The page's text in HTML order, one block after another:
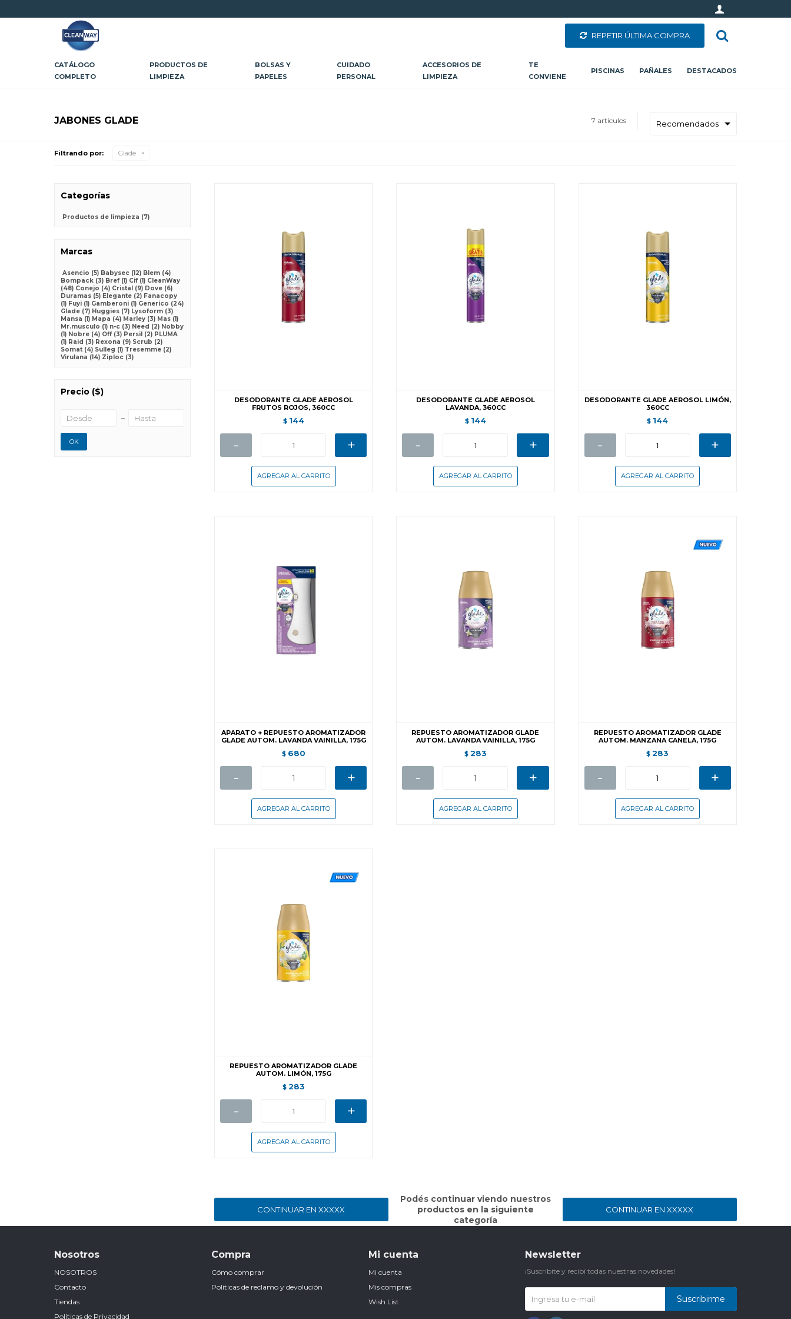
CATÁLOGO
COMPLETO
PRODUCTOS DE
LIMPIEZA
BOLSAS Y
PAPELES
CUIDADO
PERSONAL
ACCESORIOS DE
LIMPIEZA
TE
CONVIENE
PISCINAS PAÑALES DESTACADOS
REPETIR ÚLTIMA COMPRA
JABONES GLADE 7 artículos
Filtrando por: Glade
DESODORANTE GLADE AEROSOL
FRUTOS ROJOS, 360CC
$ 144
- +
DESODORANTE GLADE AEROSOL
LAVANDA, 360CC
$ 144
- +
DESODORANTE GLADE AEROSOL LIMÓN,
360CC
$ 144
- +
APARATO + REPUESTO AROMATIZADOR
GLADE AUTOM. LAVANDA VAINILLA, 175G
$ 680
- +
REPUESTO AROMATIZADOR GLADE
AUTOM. LAVANDA VAINILLA, 175G
$ 283
- +
REPUESTO AROMATIZADOR GLADE
AUTOM. MANZANA CANELA, 175G
$ 283
- +
REPUESTO AROMATIZADOR GLADE
AUTOM. LIMÓN, 175G
$ 283
- +
CONTINUAR EN XXXXX
Podés continuar viendo nuestros
productos en la siguiente
categoría
CONTINUAR EN XXXXX
Categorías
Productos de limpieza (7)
Marcas
Asencio (5) Babysec (12) Blem (4)
Bompack (3) Bref (1) Cif (1) CleanWay
(48) Conejo (4) Cristal (9) Dove (6)
Duramas (5) Elegante (2) Fanacopy
(1) Fuyi (1) Gamberoni (1) Generico (24)
Glade (7) Huggies (7) Lysoform (3)
Mansa (1) Mapa (4) Marley (3) Mas (1)
Mr.musculo (1) n-c (3) Need (2) Nobby
(1) Nobre (4) Off (3) Persil (2) PLUMA
(1) Raid (3) Rexona (9) Scrub (2)
Somat (4) Sulleg (1) Tresemme (2)
Virulana (14) Ziploc (3)
Precio ($)
OK
Nosotros
NOSOTROS
Contacto
Tiendas
Políticas de Privacidad
Compra
Cómo comprar
Políticas de reclamo y devolución
Mi cuenta
Mi cuenta
Mis compras
Wish List
Newsletter
¡Suscribite y recibí todas nuestras novedades!
Suscribirme